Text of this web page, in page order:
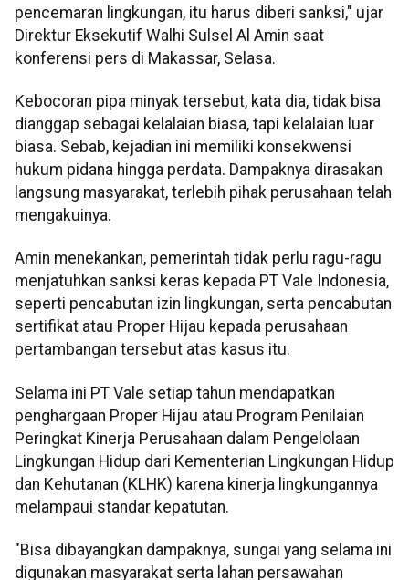
pencemaran lingkungan, itu harus diberi sanksi," ujar
Direktur Eksekutif Walhi Sulsel Al Amin saat
konferensi pers di Makassar, Selasa.
Kebocoran pipa minyak tersebut, kata dia, tidak bisa
dianggap sebagai kelalaian biasa, tapi kelalaian luar
biasa. Sebab, kejadian ini memiliki konsekwensi
hukum pidana hingga perdata. Dampaknya dirasakan
langsung masyarakat, terlebih pihak perusahaan telah
mengakuinya.
Amin menekankan, pemerintah tidak perlu ragu-ragu
menjatuhkan sanksi keras kepada PT Vale Indonesia,
seperti pencabutan izin lingkungan, serta pencabutan
sertifikat atau Proper Hijau kepada perusahaan
pertambangan tersebut atas kasus itu.
Selama ini PT Vale setiap tahun mendapatkan
penghargaan Proper Hijau atau Program Penilaian
Peringkat Kinerja Perusahaan dalam Pengelolaan
Lingkungan Hidup dari Kementerian Lingkungan Hidup
dan Kehutanan (KLHK) karena kinerja lingkungannya
melampaui standar kepatutan.
"Bisa dibayangkan dampaknya, sungai yang selama ini
digunakan masyarakat serta lahan persawahan